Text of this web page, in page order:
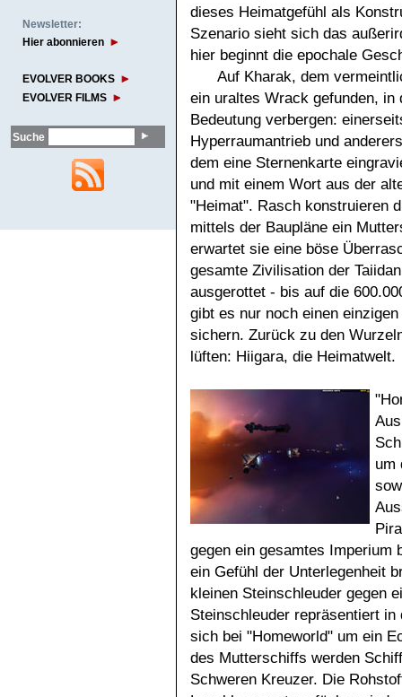
Newsletter:
Hier abonnieren
EVOLVER BOOKS
EVOLVER FILMS
Suche
dieses Heimatgefühl als
Szenario sieht sich das
hier beginnt die epochale
Auf Kharak, dem
ein uraltes Wrack gefunden,
Bedeutung verbergen:
Hyperraumantrieb und
dem eine Sternenkarte
und mit einem Wort aus der
"Heimat". Rasch konstruieren
mittels der Baupläne ein
erwartet sie eine böse
gesamte Zivilisation der
ausgerottet - bis auf die
gibt es nur noch einen
sichern. Zurück zu den
lüften: Hiigara, die Heimatwelt.
um
gegen ein gesamtes Imperium
ein Gefühl der Unterlegenheit
kleinen Steinschleuder gegen
Steinschleuder repräsentiert
sich bei "Homeworld" um ein
des Mutterschiffs werden
Schweren Kreuzer. Die